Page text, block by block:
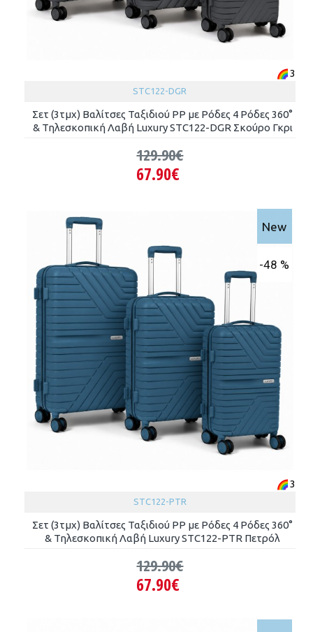
3
STC122-DGR
Σετ (3τμχ) Βαλίτσες Ταξιδιού PP με Ρόδες 4 Ρόδες 360°
& Τηλεσκοπική Λαβή Luxury STC122-DGR Σκούρο Γκρι
67.90€
129.90€
New
-48 %
3
STC122-PTR
Σετ (3τμχ) Βαλίτσες Ταξιδιού PP με Ρόδες 4 Ρόδες 360°
& Τηλεσκοπική Λαβή Luxury STC122-PTR Πετρόλ
67.90€
129.90€